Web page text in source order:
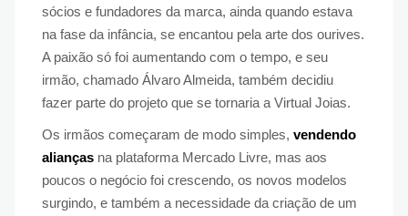
sócios e fundadores da marca, ainda quando estava
na fase da infância, se encantou pela arte dos ourives.
A paixão só foi aumentando com o tempo, e seu
irmão, chamado Álvaro Almeida, também decidiu
fazer parte do projeto que se tornaria a Virtual Joias.
Os irmãos começaram de modo simples, vendendo
alianças na plataforma Mercado Livre, mas aos
poucos o negócio foi crescendo, os novos modelos
surgindo, e também a necessidade da criação de um